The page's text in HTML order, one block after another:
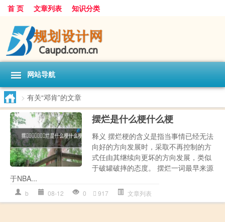
首 页 文章列表 知识分类
网站导航
> 有关“邓肯”的文章
摆‌‌‌‌‌‌‌烂是什么梗什么梗
释义 摆烂梗的含义是指当事情已经无法
向好的方向发展时，采取不再控制的方
式任由其继续向更坏的方向发展，类似
于破罐破摔的态度。 摆烂一词最早来源
于NBA...
b‌‌ 08-12 0 917 文章列表